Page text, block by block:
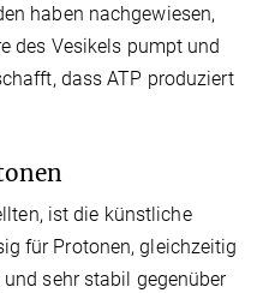
haben nachgewiesen,
des Vesikels pumpt und
dass ATP produziert
ist die künstliche
für Protonen, gleichzeitig
sehr stabil gegenüber